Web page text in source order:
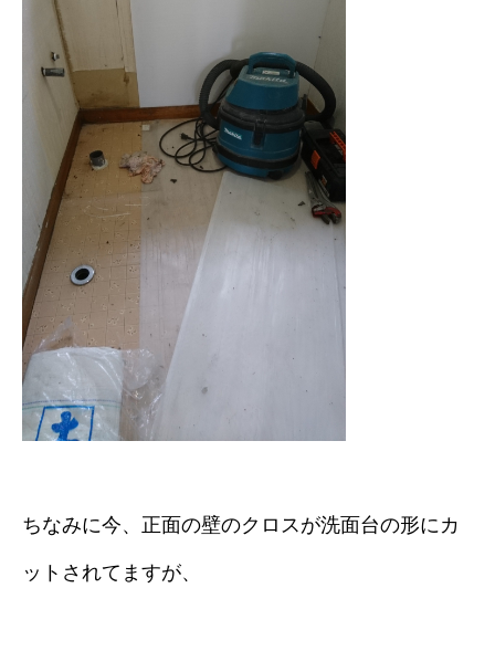
ちなみに今、正面の壁のクロスが洗面台の形にカ
ットされてますが、